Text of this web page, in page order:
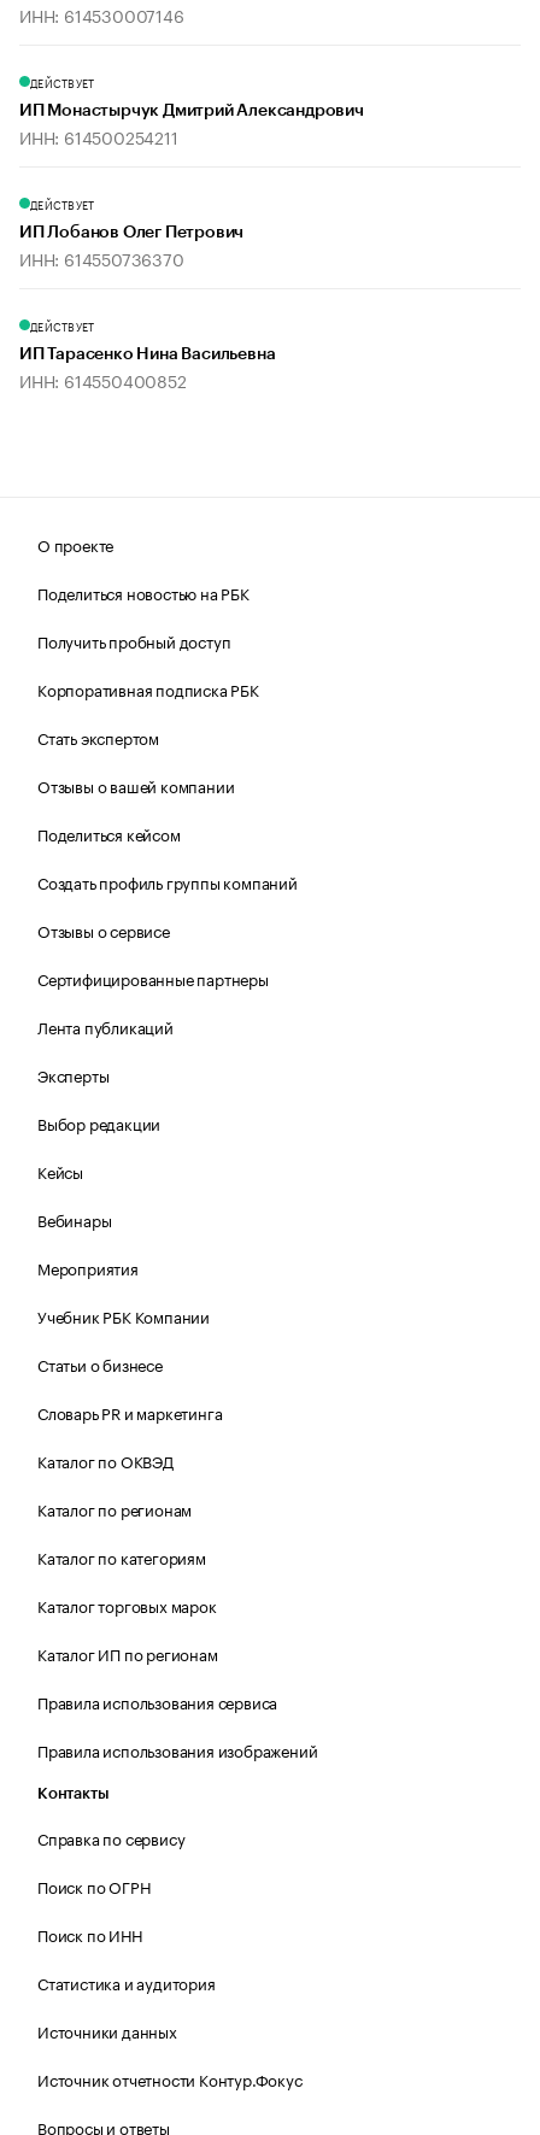
ИНН: 614530007146
ДЕЙСТВУЕТ
ИП Монастырчук Дмитрий Александрович
ИНН: 614500254211
ДЕЙСТВУЕТ
ИП Лобанов Олег Петрович
ИНН: 614550736370
ДЕЙСТВУЕТ
ИП Тарасенко Нина Васильевна
ИНН: 614550400852
О проекте
Поделиться новостью на РБК
Получить пробный доступ
Корпоративная подписка РБК
Стать экспертом
Отзывы о вашей компании
Поделиться кейсом
Создать профиль группы компаний
Отзывы о сервисе
Сертифицированные партнеры
Лента публикаций
Эксперты
Выбор редакции
Кейсы
Вебинары
Мероприятия
Учебник РБК Компании
Статьи о бизнесе
Словарь PR и маркетинга
Каталог по ОКВЭД
Каталог по регионам
Каталог по категориям
Каталог торговых марок
Каталог ИП по регионам
Правила использования сервиса
Правила использования изображений
Контакты
Справка по сервису
Поиск по ОГРН
Поиск по ИНН
Статистика и аудитория
Источники данных
Источник отчетности Контур.Фокус
Вопросы и ответы